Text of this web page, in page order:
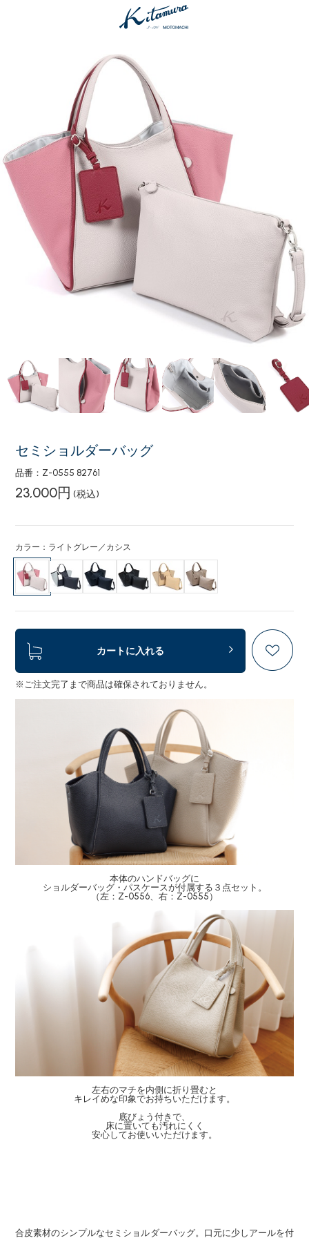
セミショルダーバッグ
品番：Z-0555 82761
23,000円 (税込)
カラー：ライトグレー／カシス
カートに入れる
※ご注文完了まで商品は確保されておりません。
本体のハンドバッグに
ショルダーバッグ・パスケースが付属する３点セット。
（左：Z-0556、右：Z-0555）
左右のマチを内側に折り畳むと
キレイめな印象でお持ちいただけます。
底びょう付きで、
床に置いても汚れにくく
安心してお使いいただけます。
合皮素材のシンプルなセミショルダーバッグ。口元に少しアールを付